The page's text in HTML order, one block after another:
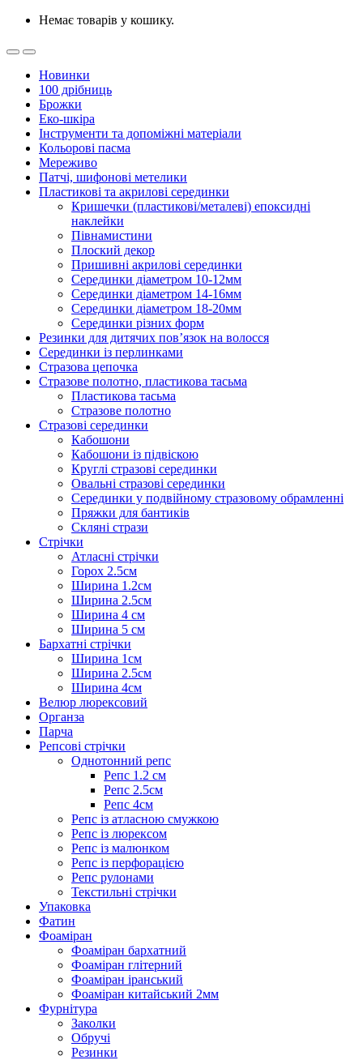
Немає товарів у кошику.
Новинки
100 дрібниць
Брожки
Еко-шкіра
Інструменти та допоміжні матеріали
Кольорові пасма
Мереживо
Патчі, шифонові метелики
Пластикові та акрилові серединки
Кришечки (пластикові/металеві) епоксидні
наклейки
Півнамистини
Плоский декор
Пришивні акрилові серединки
Серединки діаметром 10-12мм
Серединки діаметром 14-16мм
Серединки діаметром 18-20мм
Серединки різних форм
Резинки для дитячих пов’язок на волосся
Серединки із перлинками
Стразова цепочка
Стразове полотно, пластикова тасьма
Пластикова тасьма
Стразове полотно
Стразові серединки
Кабошони
Кабошони із підвіскою
Круглі стразові серединки
Овальні стразові серединки
Серединки у подвійному стразовому обрамленні
Пряжки для бантиків
Скляні стрази
Стрічки
Атласні стрічки
Горох 2.5см
Ширина 1.2см
Ширина 2.5см
Ширина 4 см
Ширина 5 см
Бархатні стрічки
Ширина 1см
Ширина 2.5см
Ширина 4см
Велюр люрексовий
Органза
Парча
Репсові стрічки
Однотонний репс
Репс 1.2 см
Репс 2.5см
Репс 4см
Репс із атласною смужкою
Репс із люрексом
Репс із малюнком
Репс із перфорацією
Репс рулонами
Текстильні стрічки
Упаковка
Фатин
Фоаміран
Фоаміран бархатний
Фоаміран глітерний
Фоаміран іранський
Фоаміран китайський 2мм
Фурнітура
Заколки
Обручі
Резинки